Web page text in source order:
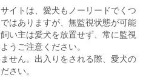
イトは、愛犬もノーリードでくつ
はありますが、無監視状態が可能
い主は愛犬を放置せず、常に監視
うご注意ください。
せん。出入りをされる際、愛犬の
さい。